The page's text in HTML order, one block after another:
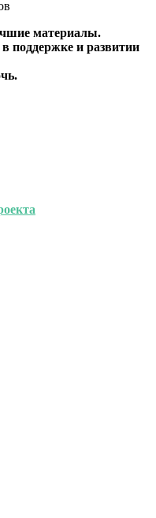
материалы.
поддержке и развитии